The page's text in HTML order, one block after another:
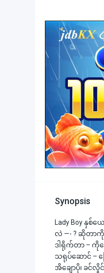
Synopsis
Lady Boy
လဲ —- ? ဆိုတာကို
ဒါရိုက်တာ – ကိုပ
သရုပ်ဆောင် – ပ
အိချောပို၊ ခင်